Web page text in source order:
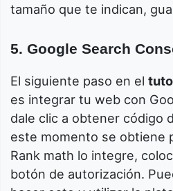
tamaño que te indican,
5. Google Search
El siguiente paso en el
es integrar tu web con
dale clic a obtener código
este momento se obtiene
Rank math lo integre,
botón de autorización.